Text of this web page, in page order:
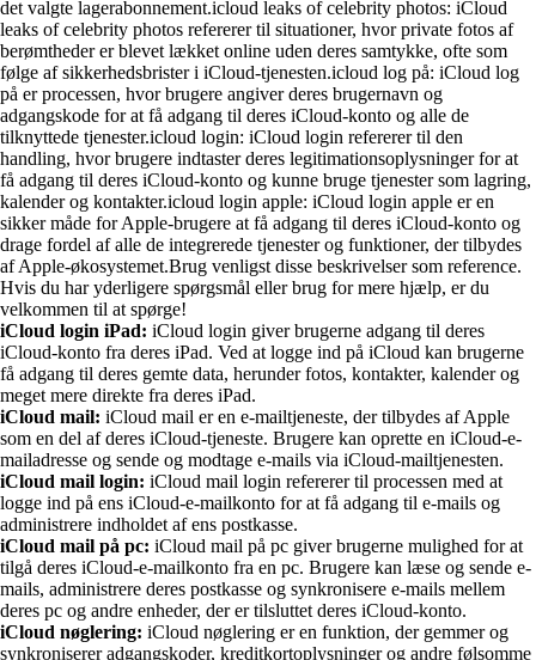
det valgte lagerabonnement.icloud leaks of celebrity photos: iCloud
leaks of celebrity photos refererer til situationer, hvor private fotos af
berømtheder er blevet lækket online uden deres samtykke, ofte som
følge af sikkerhedsbrister i iCloud-tjenesten.icloud log på: iCloud log
på er processen, hvor brugere angiver deres brugernavn og
adgangskode for at få adgang til deres iCloud-konto og alle de
tilknyttede tjenester.icloud login: iCloud login refererer til den
handling, hvor brugere indtaster deres legitimationsoplysninger for at
få adgang til deres iCloud-konto og kunne bruge tjenester som lagring,
kalender og kontakter.icloud login apple: iCloud login apple er en
sikker måde for Apple-brugere at få adgang til deres iCloud-konto og
drage fordel af alle de integrerede tjenester og funktioner, der tilbydes
af Apple-økosystemet.Brug venligst disse beskrivelser som reference.
Hvis du har yderligere spørgsmål eller brug for mere hjælp, er du
velkommen til at spørge!
iCloud login iPad: iCloud login giver brugerne adgang til deres
iCloud-konto fra deres iPad. Ved at logge ind på iCloud kan brugerne
få adgang til deres gemte data, herunder fotos, kontakter, kalender og
meget mere direkte fra deres iPad.
iCloud mail: iCloud mail er en e-mailtjeneste, der tilbydes af Apple
som en del af deres iCloud-tjeneste. Brugere kan oprette en iCloud-e-
mailadresse og sende og modtage e-mails via iCloud-mailtjenesten.
iCloud mail login: iCloud mail login refererer til processen med at
logge ind på ens iCloud-e-mailkonto for at få adgang til e-mails og
administrere indholdet af ens postkasse.
iCloud mail på pc: iCloud mail på pc giver brugerne mulighed for at
tilgå deres iCloud-e-mailkonto fra en pc. Brugere kan læse og sende e-
mails, administrere deres postkasse og synkronisere e-mails mellem
deres pc og andre enheder, der er tilsluttet deres iCloud-konto.
iCloud nøglering: iCloud nøglering er en funktion, der gemmer og
synkroniserer adgangskoder, kreditkortoplysninger og andre følsomme